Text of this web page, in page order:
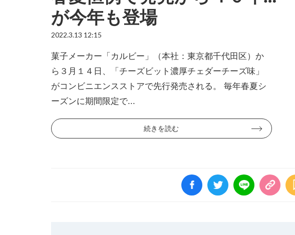
が今年も登場
2022.3.13 12:15
菓子メーカー「カルビー」（本社：東京都千代田区）か
ら３月１４日、「チーズビット濃厚チェダーチーズ味」
がコンビニエンスストアで先行発売される。 毎年春夏シ
ーズンに期間限定で...
続きを読む